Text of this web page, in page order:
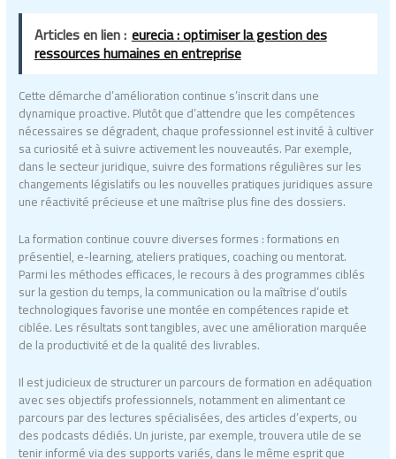
Articles en lien : eurecia : optimiser la gestion des
ressources humaines en entreprise
Cette démarche d’amélioration continue s’inscrit dans une
dynamique proactive. Plutôt que d’attendre que les compétences
nécessaires se dégradent, chaque professionnel est invité à cultiver
sa curiosité et à suivre activement les nouveautés. Par exemple,
dans le secteur juridique, suivre des formations régulières sur les
changements législatifs ou les nouvelles pratiques juridiques assure
une réactivité précieuse et une maîtrise plus fine des dossiers.
La formation continue couvre diverses formes : formations en
présentiel, e-learning, ateliers pratiques, coaching ou mentorat.
Parmi les méthodes efficaces, le recours à des programmes ciblés
sur la gestion du temps, la communication ou la maîtrise d’outils
technologiques favorise une montée en compétences rapide et
ciblée. Les résultats sont tangibles, avec une amélioration marquée
de la productivité et de la qualité des livrables.
Il est judicieux de structurer un parcours de formation en adéquation
avec ses objectifs professionnels, notamment en alimentant ce
parcours par des lectures spécialisées, des articles d’experts, ou
des podcasts dédiés. Un juriste, par exemple, trouvera utile de se
tenir informé via des supports variés, dans le même esprit que